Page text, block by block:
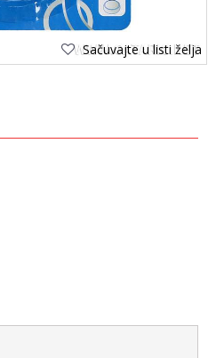
Sačuvajte u listi želja